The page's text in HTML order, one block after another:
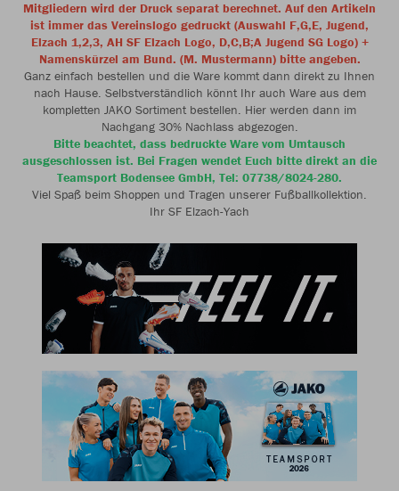
Mitgliedern wird der Druck separat berechnet. Auf den Artikeln
ist immer das Vereinslogo gedruckt (Auswahl F,G,E, Jugend,
Elzach 1,2,3, AH SF Elzach Logo, D,C,B;A Jugend SG Logo) +
Namenskürzel am Bund. (M. Mustermann) bitte angeben.
Ganz einfach bestellen und die Ware kommt dann direkt zu Ihnen
nach Hause. Selbstverständlich könnt Ihr auch Ware aus dem
kompletten JAKO Sortiment bestellen. Hier werden dann im
Nachgang 30% Nachlass abgezogen.
Bitte beachtet, dass bedruckte Ware vom Umtausch
ausgeschlossen ist. Bei Fragen wendet Euch bitte direkt an die
Teamsport Bodensee GmbH, Tel: 07738/8024-280.
Viel Spaß beim Shoppen und Tragen unserer Fußballkollektion.
Ihr SF Elzach-Yach